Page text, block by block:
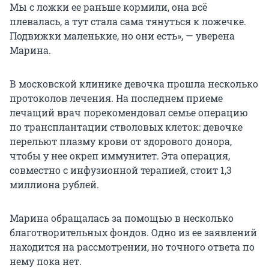
Мы с ложки ее раньше кормили, она всё
плевалась, а тут стала сама тянуться к ложечке.
Подвижки маленькие, но они есть», — уверена
Марина.
В московской клинике девочка прошла несколько
протоколов лечения. На последнем приеме
лечащий врач порекомендовал семье операцию
по трансплантации стволовых клеток: девочке
перельют плазму крови от здорового донора,
чтобы у нее окреп иммунитет. Эта операция,
совместно с инфузионной терапией, стоит 1,3
миллиона рублей.
Марина обращалась за помощью в несколько
благотворительных фондов. Одно из ее заявлений
находится на рассмотрении, но точного ответа по
нему пока нет.